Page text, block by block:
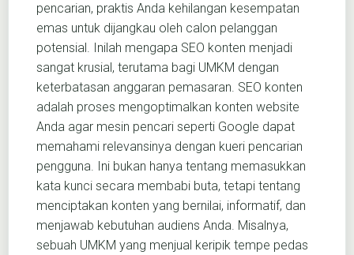
pencarian, praktis Anda kehilangan kesempatan
emas untuk dijangkau oleh calon pelanggan
potensial. Inilah mengapa SEO konten menjadi
sangat krusial, terutama bagi UMKM dengan
keterbatasan anggaran pemasaran. SEO konten
adalah proses mengoptimalkan konten website
Anda agar mesin pencari seperti Google dapat
memahami relevansinya dengan kueri pencarian
pengguna. Ini bukan hanya tentang memasukkan
kata kunci secara membabi buta, tetapi tentang
menciptakan konten yang bernilai, informatif, dan
menjawab kebutuhan audiens Anda. Misalnya,
sebuah UMKM yang menjual keripik tempe pedas